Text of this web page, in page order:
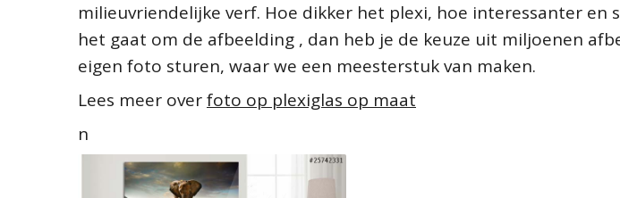
milieuvriendelijke verf. Hoe dikker het plexi, hoe interessanter en
het gaat om de afbeelding , dan heb je de keuze uit miljoenen
eigen foto sturen, waar we een meesterstuk van maken.
Lees meer overfoto op plexiglas op maat
n